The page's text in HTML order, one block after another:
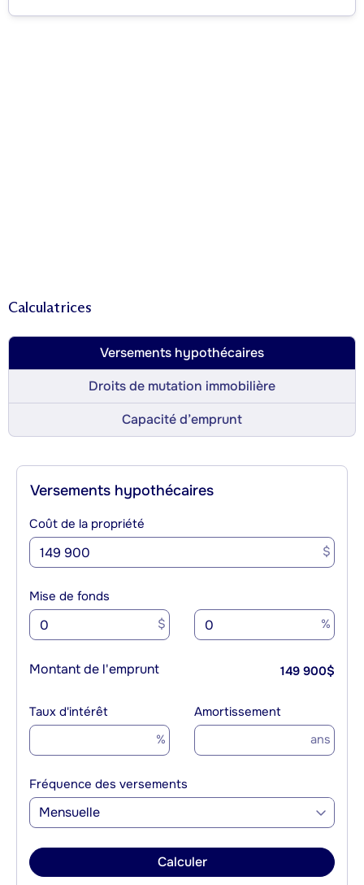
Calculatrices
Versements hypothécaires
Droits de mutation immobilière
Capacité d’emprunt
Versements hypothécaires
Coût de la propriété
$
Mise de fonds
$ %
Montant de l'emprunt 149 900$
Taux d'intérêt
%
Amortissement
ans
Fréquence des versements
Mensuelle
Calculer